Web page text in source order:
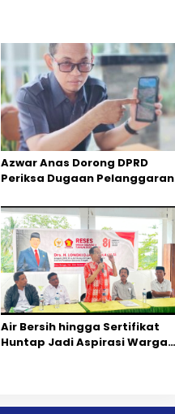
Azwar Anas Dorong DPRD
Periksa Dugaan Pelanggaran
CPM
Air Bersih hingga Sertifikat
Huntap Jadi Aspirasi Warga